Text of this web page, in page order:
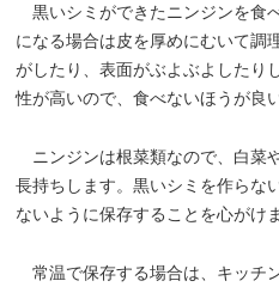
黒いシミができたニンジンを食
になる場合は皮を厚めにむいて調
がしたり、表面がぶよぶよしたり
性が高いので、食べないほうが良
ニンジンは根菜類なので、白菜
長持ちします。黒いシミを作らな
ないように保存することを心がけ
常温で保存する場合は、キッチ